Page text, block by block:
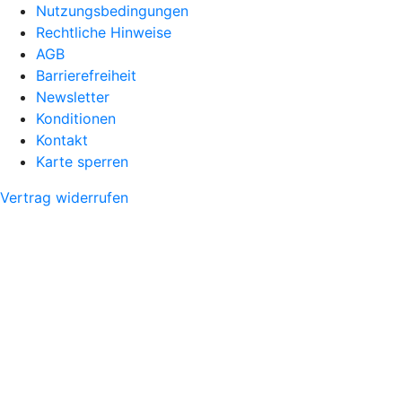
Nutzungsbedingungen
Rechtliche Hinweise
AGB
Barrierefreiheit
Newsletter
Konditionen
Kontakt
Karte sperren
Vertrag widerrufen